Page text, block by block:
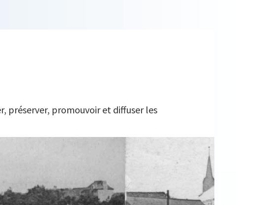
préserver, promouvoir et diffuser les